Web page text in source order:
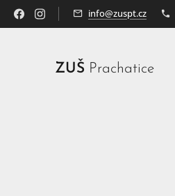
info@zuspt.cz
ZUŠ Prachatice